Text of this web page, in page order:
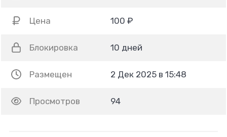
Цена 100 ₽
Блокировка 10 дней
Размещен 2 Дек 2025 в 15:48
Просмотров 94